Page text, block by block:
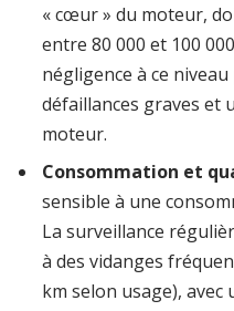
« cœur » du moteur,
entre 80 000 et 100
négligence à ce
défaillances graves et
moteur.
Consommation et
sensible à une
La surveillance
à des vidanges
km selon usage),